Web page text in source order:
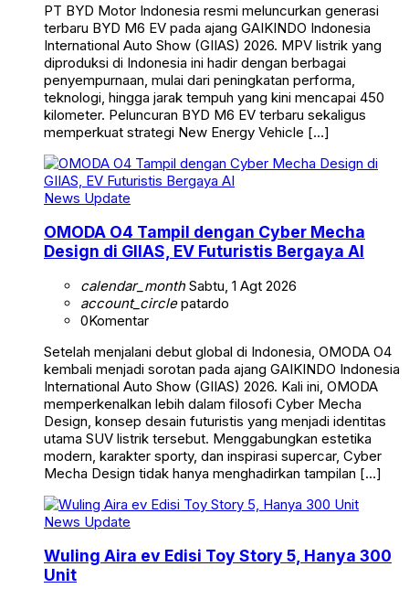
PT BYD Motor Indonesia resmi meluncurkan generasi
terbaru BYD M6 EV pada ajang GAIKINDO Indonesia
International Auto Show (GIIAS) 2026. MPV listrik yang
diproduksi di Indonesia ini hadir dengan berbagai
penyempurnaan, mulai dari peningkatan performa,
teknologi, hingga jarak tempuh yang kini mencapai 450
kilometer. Peluncuran BYD M6 EV terbaru sekaligus
memperkuat strategi New Energy Vehicle […]
News Update
OMODA O4 Tampil dengan Cyber Mecha
Design di GIIAS, EV Futuristis Bergaya AI
calendar_monthSabtu, 1 Agt 2026
account_circlepatardo
0Komentar
Setelah menjalani debut global di Indonesia, OMODA O4
kembali menjadi sorotan pada ajang GAIKINDO Indonesia
International Auto Show (GIIAS) 2026. Kali ini, OMODA
memperkenalkan lebih dalam filosofi Cyber Mecha
Design, konsep desain futuristis yang menjadi identitas
utama SUV listrik tersebut. Menggabungkan estetika
modern, karakter sporty, dan inspirasi supercar, Cyber
Mecha Design tidak hanya menghadirkan tampilan […]
News Update
Wuling Aira ev Edisi Toy Story 5, Hanya 300
Unit